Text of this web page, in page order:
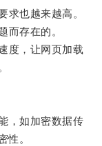
也越来越高。
存在的。
，让网页加载
，如加密数据传
性。